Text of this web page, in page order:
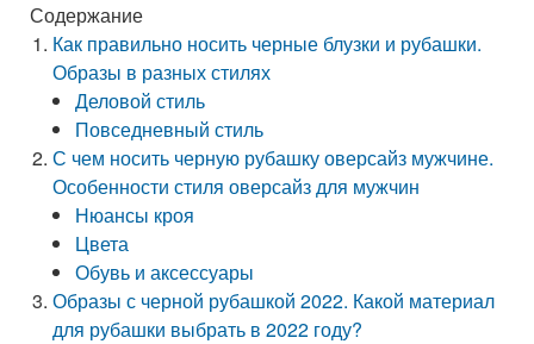
Содержание
Как правильно носить черные блузки и рубашки.
Образы в разных стилях
Деловой стиль
Повседневный стиль
С чем носить черную рубашку оверсайз мужчине.
Особенности стиля оверсайз для мужчин
Нюансы кроя
Цвета
Обувь и аксессуары
Образы с черной рубашкой 2022. Какой материал
для рубашки выбрать в 2022 году?